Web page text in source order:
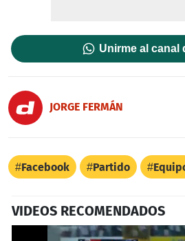
Unirme al canal
JORGE FERMÁN
Facebook Partido
VIDEOS RECOMENDADOS